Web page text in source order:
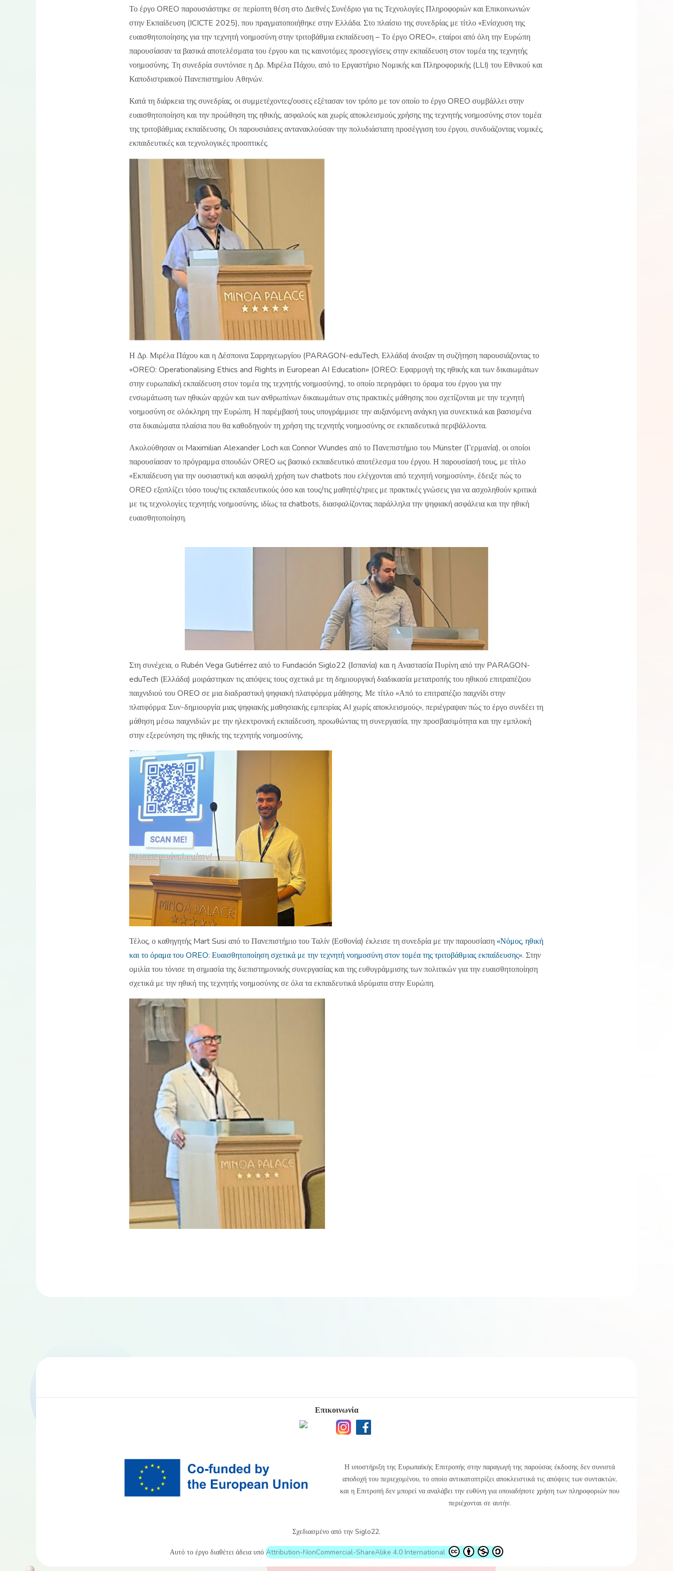
Το έργο OREO παρουσιάστηκε σε περίοπτη θέση στο Διεθνές Συνέδριο για τις Τεχνολογίες Πληροφοριών και Επικοινωνιών
στην Εκπαίδευση (ICICTE 2025), που πραγματοποιήθηκε στην Ελλάδα. Στο πλαίσιο της συνεδρίας με τίτλο «Ενίσχυση της
ευαισθητοποίησης για την τεχνητή νοημοσύνη στην τριτοβάθμια εκπαίδευση – Το έργο OREO», εταίροι από όλη την Ευρώπη
παρουσίασαν τα βασικά αποτελέσματα του έργου και τις καινοτόμες προσεγγίσεις στην εκπαίδευση στον τομέα της τεχνητής
νοημοσύνης. Τη συνεδρία συντόνισε η Δρ. Μιρέλα Πάχου, από το Εργαστήριο Νομικής και Πληροφορικής (LLI) του Εθνικού και
Καποδιστριακού Πανεπιστημίου Αθηνών.
Κατά τη διάρκεια της συνεδρίας, οι συμμετέχοντες/ουσες εξέτασαν τον τρόπο με τον οποίο το έργο OREO συμβάλλει στην
ευαισθητοποίηση και την προώθηση της ηθικής, ασφαλούς και χωρίς αποκλεισμούς χρήσης της τεχνητής νοημοσύνης στον τομέα
της τριτοβάθμιας εκπαίδευσης. Οι παρουσιάσεις αντανακλούσαν την πολυδιάστατη προσέγγιση του έργου, συνδυάζοντας νομικές,
εκπαιδευτικές και τεχνολογικές προοπτικές.
Η Δρ. Μιρέλα Πάχου και η Δέσποινα Σαρρηγεωργίου (PARAGON-eduTech, Ελλάδα) άνοιξαν τη συζήτηση παρουσιάζοντας το
«OREO: Operationalising Ethics and Rights in European AI Education» (OREO: Εφαρμογή της ηθικής και των δικαιωμάτων
στην ευρωπαϊκή εκπαίδευση στον τομέα της τεχνητής νοημοσύνης), το οποίο περιγράφει το όραμα του έργου για την
ενσωμάτωση των ηθικών αρχών και των ανθρωπίνων δικαιωμάτων στις πρακτικές μάθησης που σχετίζονται με την τεχνητή
νοημοσύνη σε ολόκληρη την Ευρώπη. Η παρέμβασή τους υπογράμμισε την αυξανόμενη ανάγκη για συνεκτικά και βασισμένα
στα δικαιώματα πλαίσια που θα καθοδηγούν τη χρήση της τεχνητής νοημοσύνης σε εκπαιδευτικά περιβάλλοντα.
Ακολούθησαν οι Maximilian Alexander Loch και Connor Wundes από το Πανεπιστήμιο του Münster (Γερμανία), οι οποίοι
παρουσίασαν το πρόγραμμα σπουδών OREO ως βασικό εκπαιδευτικό αποτέλεσμα του έργου. Η παρουσίασή τους, με τίτλο
«Εκπαίδευση για την ουσιαστική και ασφαλή χρήση των chatbots που ελέγχονται από τεχνητή νοημοσύνη», έδειξε πώς το
OREO εξοπλίζει τόσο τους/τις εκπαιδευτικούς όσο και τους/τις μαθητές/τριες με πρακτικές γνώσεις για να ασχοληθούν κριτικά
με τις τεχνολογίες τεχνητής νοημοσύνης, ιδίως τα chatbots, διασφαλίζοντας παράλληλα την ψηφιακή ασφάλεια και την ηθική
ευαισθητοποίηση.
Στη συνέχεια, ο Rubén Vega Gutiérrez από το Fundación Siglo22 (Ισπανία) και η Αναστασία Πυρίνη από την PARAGON-
eduTech (Ελλάδα) μοιράστηκαν τις απόψεις τους σχετικά με τη δημιουργική διαδικασία μετατροπής του ηθικού επιτραπέζιου
παιχνιδιού του OREO σε μια διαδραστική ψηφιακή πλατφόρμα μάθησης. Με τίτλο «Από το επιτραπέζιο παιχνίδι στην
πλατφόρμα: Συν-δημιουργία μιας ψηφιακής μαθησιακής εμπειρίας AI χωρίς αποκλεισμούς», περιέγραψαν πώς το έργο συνδέει τη
μάθηση μέσω παιχνιδιών με την ηλεκτρονική εκπαίδευση, προωθώντας τη συνεργασία, την προσβασιμότητα και την εμπλοκή
στην εξερεύνηση της ηθικής της τεχνητής νοημοσύνης.
Τέλος, ο καθηγητής Mart Susi από το Πανεπιστήμιο του Ταλίν (Εσθονία) έκλεισε τη συνεδρία με την παρουσίαση «Νόμος, ηθική
και το όραμα του OREO: Ευαισθητοποίηση σχετικά με την τεχνητή νοημοσύνη στον τομέα της τριτοβάθμιας εκπαίδευσης». Στην
ομιλία του τόνισε τη σημασία της διεπιστημονικής συνεργασίας και της ευθυγράμμισης των πολιτικών για την ευαισθητοποίηση
σχετικά με την ηθική της τεχνητής νοημοσύνης σε όλα τα εκπαιδευτικά ιδρύματα στην Ευρώπη.
Επικοινωνία
Η υποστήριξη της Ευρωπαϊκής Επιτροπής στην παραγωγή της παρούσας έκδοσης δεν συνιστά
αποδοχή του περιεχομένου, το οποίο αντικατοπτρίζει αποκλειστικά τις απόψεις των συντακτών,
και η Επιτροπή δεν μπορεί να αναλάβει την ευθύνη για οποιαδήποτε χρήση των πληροφοριών που
περιέχονται σε αυτήν.
Σχεδιασμένο από την Siglo22.
Αυτό το έργο διαθέτει άδεια υπό Attribution-NonCommercial-ShareAlike 4.0 International